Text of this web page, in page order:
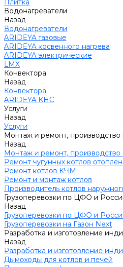
Плитка
Водонагреватели
Назад
Водонагреватели
ARIDEYA газовые
ARIDEYA косвенного нагрева
ARIDEYA электрические
LMX
Конвектора
Назад
Конвектора
ARIDEYA КНС
Услуги
Назад
Услуги
Монтаж и ремонт, производство
Назад
Монтаж и ремонт, производство
Ремонт чугунных котлов
Ремонт котлов КЧМ
Ремонт и монтаж котлов
Производитель котлов
Грузоперевозки по ЦФО и
Назад
Грузоперевозки по ЦФО и
Грузоперевозки на Газон Next
Разработка и изготовление
Назад
Разработка и изготовление
Дымоходы для котлов и печей